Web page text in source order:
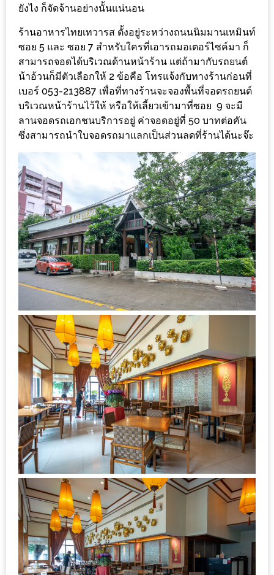
ร้าน
รวย
เสน่ห์
ของ
เชียงใหม่
ที่
ต้อง
16
ร้าน
อร่อย
ที่
ต้อง
มา
ถนน
คน
เดิน
วัน
อาทิตย์
ท่าแพ
เชียงใหม่
CART
CHECKOUT
DRAFT
–
บาร์บีคิว
สาว
ยังไง ก็จัดจ้านอย่างนั้นแน่นอน
ร้านอาหารไทยเทวารส ตั้งอยู่ระหว่างถนนนิมมานเหมินท์
ซอย 5 และ ซอย 7 ​สำหรับใครที่เอารถมอเตอร์ไซค์มา ก็
สามารถจอดได้บริเวณด้านหน้าร้าน แต่ถ้ามากับรถยนต์
น้าอ้วนก็มีตัวเลือกให้ 2 ข้อคือ โทรแจ้งกับทางร้านก่อนที่
เบอร์​ 053-213887 เพื่อที่ทางร้านจะจองพื้นที่จอดรถยนต์
บริเวณหน้าร้านไว้ให้ หรือให้เลี้ยวเข้ามาที่ซอย 9 จะมี
ลานจอดรถเอกชนบริการอยู่ ค่าจอดอยู่ที่ 50 บาทต่อคัน
ซึ่งสามารถนำใบจอดรถมาแลกเป็นส่วนลดที่ร้านได้นะจ๊ะ